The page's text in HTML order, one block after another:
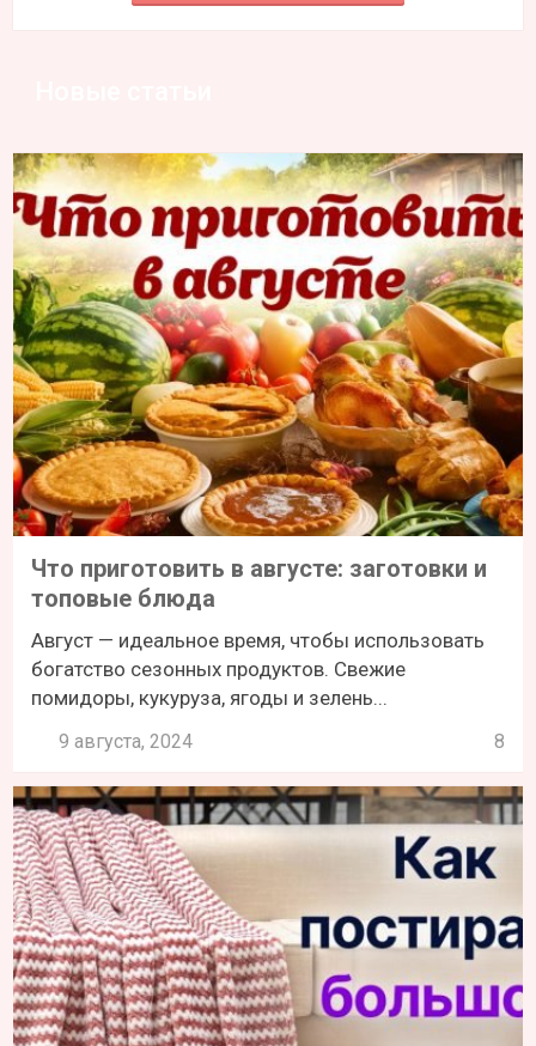
Что приготовить в августе: заготовки и
топовые блюда
Август — идеальное время, чтобы использовать
богатство сезонных продуктов. Свежие
помидоры, кукуруза, ягоды и зелень...
9 августа, 2024 8